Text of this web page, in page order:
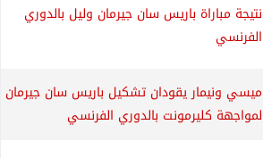
نتيجة مباراة باريس سان جيرمان وليل بالدوري
الفرنسي
ميسي ونيمار يقودان تشكيل باريس سان جيرمان
لمواجهة كليرمونت بالدوري الفرنسي